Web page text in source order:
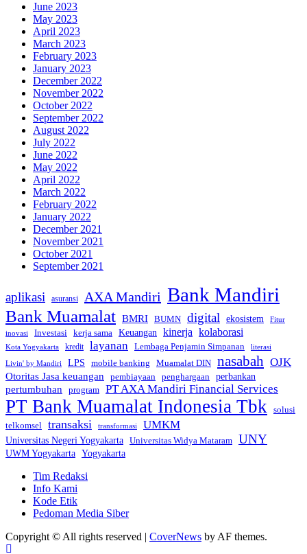
June 2023
May 2023
April 2023
March 2023
February 2023
January 2023
December 2022
November 2022
October 2022
September 2022
August 2022
July 2022
June 2022
May 2022
April 2022
March 2022
February 2022
January 2022
December 2021
November 2021
October 2021
September 2021
aplikasi asuransi AXA Mandiri Bank Mandiri
Bank Muamalat BMRI BUMN digital ekosistem Fitur
inovasi Investasi kerja sama Keuangan kinerja kolaborasi
Kota Yogyakarta kredit layanan Lembaga Penjamin Simpanan
literasi
Livin' by Mandiri
LPS mobile banking Muamalat DIN nasabah OJK
Otoritas Jasa keuangan pembiayaan penghargaan perbankan
pertumbuhan program PT AXA Mandiri Financial Services
PT Bank Muamalat Indonesia Tbk solusi
telkomsel transaksi transformasi UMKM
Universitas Negeri Yogyakarta Universitas Widya Mataram UNY
UWM Yogyakarta Yogyakarta
Tim Redaksi
Info Kami
Kode Etik
Pedoman Media Siber
Copyright © All rights reserved | CoverNews by AF themes.